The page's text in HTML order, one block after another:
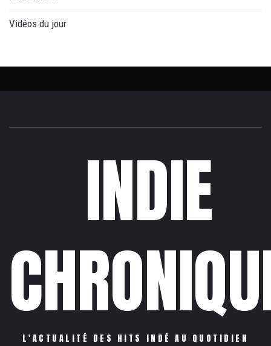
Vidéos du jour
INDIE
L'ACTUALITÉ DES HITS INDÉ AU QUOTIDIEN